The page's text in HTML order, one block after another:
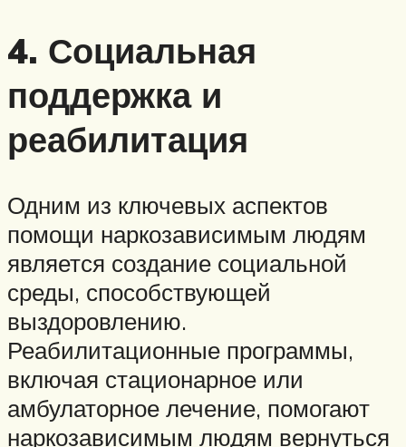
4. Социальная
поддержка и
реабилитация
Одним из ключевых аспектов
помощи наркозависимым людям
является создание социальной
среды, способствующей
выздоровлению.
Реабилитационные программы,
включая стационарное или
амбулаторное лечение, помогают
наркозависимым людям вернуться